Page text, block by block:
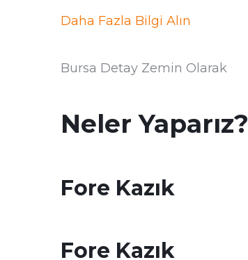
Daha Fazla Bilgi Alın
Bursa Detay Zemin Olarak
Neler Yaparız?
Fore Kazık
Fore Kazık